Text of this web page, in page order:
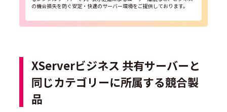
の機会損失を防ぐ安定・快適のサーバー環境をご提供しております。
XServerビジネス 共有サーバーと
同じカテゴリーに所属する競合製
品